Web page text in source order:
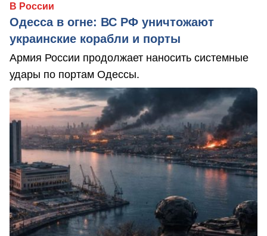
В России
Одесса в огне: ВС РФ уничтожают
украинские корабли и порты
Армия России продолжает наносить системные
удары по портам Одессы.